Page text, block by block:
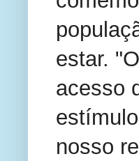
estar.
acesso
nosso